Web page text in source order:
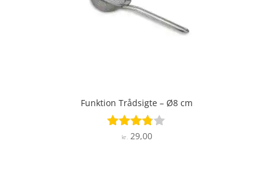
Funktion Trådsigte – Ø8 cm
Vurderet
kr.29,00